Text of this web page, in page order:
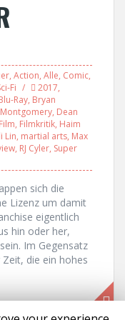
, Action, Alle, Comic,
Fi 2017,
Ray, Bryan
, Dean
Film, Filmkritik, Haim
Lin, martial arts, Max
, RJ Cyler, Super
sich die
Lizenz um damit
eigentlich
hin oder her,
Im Gegensatz
die ein hohes